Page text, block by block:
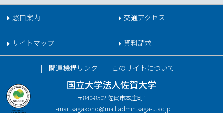
窓口案内 交通アクセス
サイトマップ 資料請求
国立大学法人佐賀大学
〒840-8502 佐賀市本庄町1
E-mail. sagakoho@mail.admin.saga-u.ac.jp
関連機構リンク このサイトについて